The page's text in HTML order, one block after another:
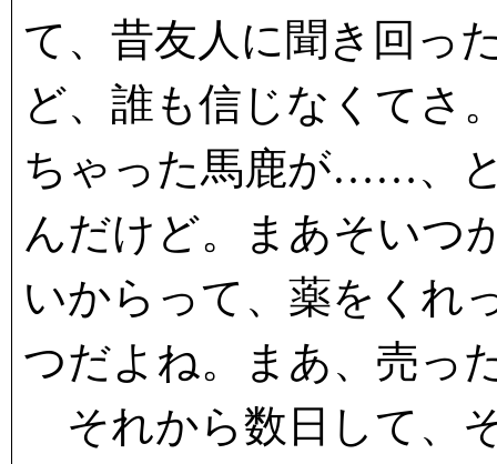
て、昔友人に聞き回っ
ど、誰も信じなくてさ
ちゃった馬鹿が……、
んだけど。まあそいつ
いからって、薬をくれ
つだよね。まあ、売っ
それから数日して、